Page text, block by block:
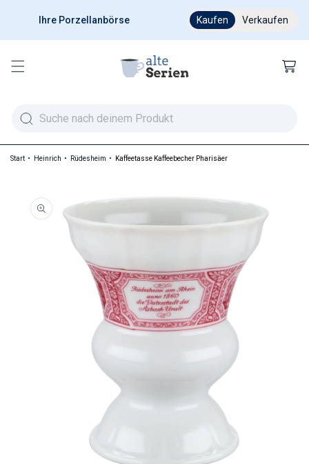
Ihre Porzellanbörse Ab 200 €
Kaufen Verkaufen
Start Heinrich Rüdesheim Kaffeetasse Kaffeebecher Pharisäer